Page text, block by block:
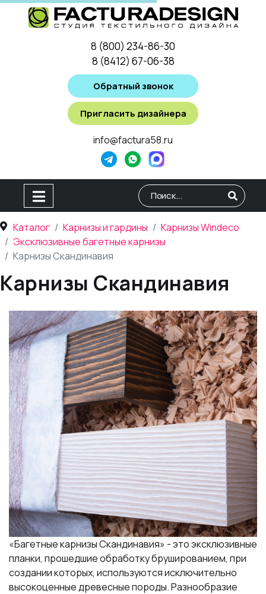
8 (800) 234-86-30
8 (8412) 67-06-38
Обратный звонок
Пригласить дизайнера
info@factura58.ru
Type 2 or more characters
Каталог
Карнизы и гардины
Карнизы Windeco
Эксклюзивные багетные карнизы
Карнизы Скандинавия
Карнизы Скандинавия
«Багетные карнизы Скандинавия» - это эксклюзивные
планки, прошедшие обработку брушированием, при
создании которых, используются исключительно
высокоценные древесные породы. Разнообразие